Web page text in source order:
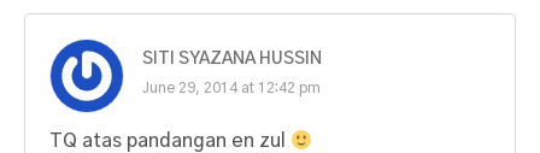
SITI SYAZANA HUSSIN
June 29, 2014 at 12:42 pm
TQ atas pandangan en zul